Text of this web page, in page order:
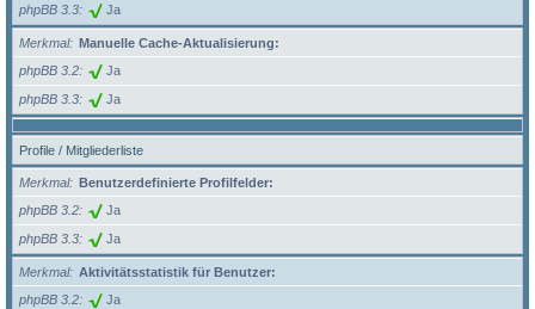
phpBB 3.3 Ja
Merkmal
Manuelle Cache-Aktualisierung:
phpBB 3.2
Ja
phpBB 3.3 Ja
Profile / Mitgliederliste
Merkmal
Benutzerdefinierte Profilfelder:
phpBB 3.2
Ja
phpBB 3.3 Ja
Merkmal
Aktivitätsstatistik für Benutzer:
phpBB 3.2
Ja